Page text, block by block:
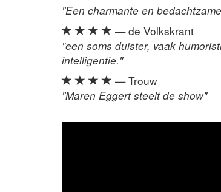
"Een charmante en
— de Volkskrant
"een soms duister, vaak
intelligentie."
— Trouw
"Maren Eggert steelt de show"